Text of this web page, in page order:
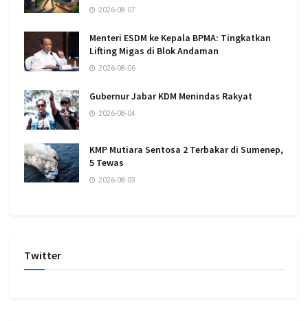
2026-08-07
Menteri ESDM ke Kepala BPMA: Tingkatkan
Lifting Migas di Blok Andaman
2026-08-06
Gubernur Jabar KDM Menindas Rakyat
2026-08-04
KMP Mutiara Sentosa 2 Terbakar di Sumenep,
5 Tewas
2026-08-03
Twitter